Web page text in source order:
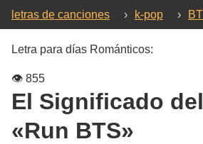
letras de canciones › k-pop ›
Letra para días Románticos:
👁️ 855
El Significado
«Run BTS»